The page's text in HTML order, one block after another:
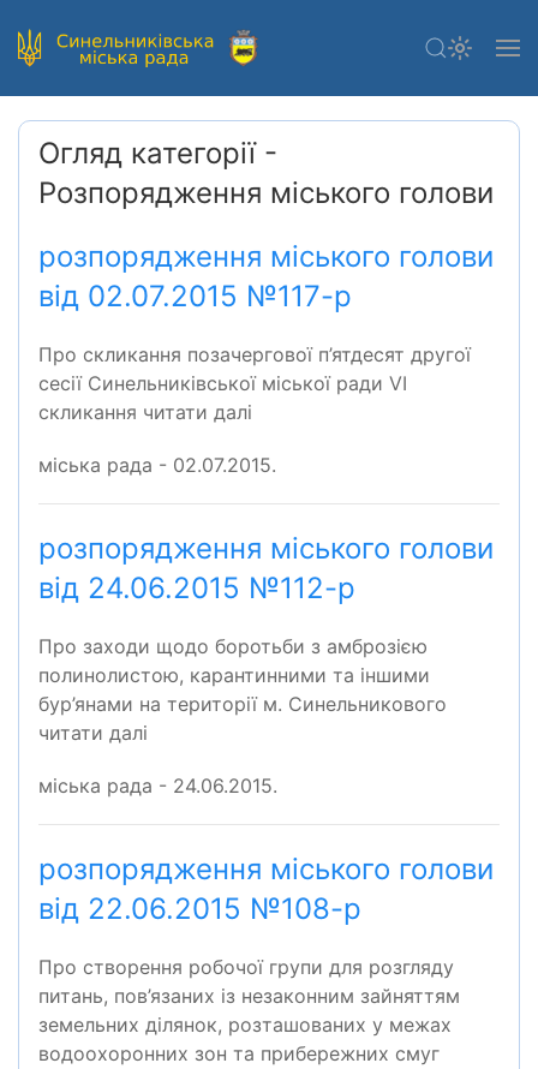
Огляд категорії -
Розпорядження міського голови
розпорядження міського голови
від 02.07.2015 №117-р
Про скликання позачергової п’ятдесят другої
сесії Синельниківської міської ради VІ
скликання читати далі
міська рада - 02.07.2015.
розпорядження міського голови
від 24.06.2015 №112-р
Про заходи щодо боротьби з амброзією
полинолистою, карантинними та іншими
бур’янами на території м. Синельникового
читати далі
міська рада - 24.06.2015.
розпорядження міського голови
від 22.06.2015 №108-р
Про створення робочої групи для розгляду
питань, пов’язаних із незаконним зайняттям
земельних ділянок, розташованих у межах
водоохоронних зон та прибережних смуг